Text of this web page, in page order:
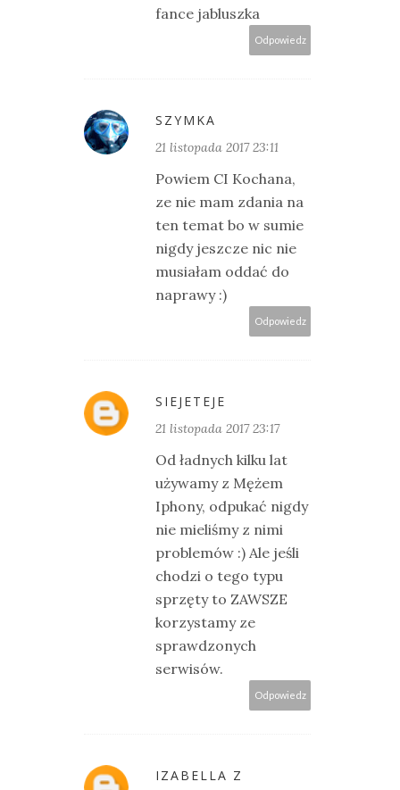
fance jabluszka
Odpowiedz
SZYMKA
21 listopada 2017 23:11
Powiem CI Kochana,
ze nie mam zdania na
ten temat bo w sumie
nigdy jeszcze nic nie
musiałam oddać do
naprawy :)
Odpowiedz
SIEJETEJE
21 listopada 2017 23:17
Od ładnych kilku lat
używamy z Mężem
Iphony, odpukać nigdy
nie mieliśmy z nimi
problemów :) Ale jeśli
chodzi o tego typu
sprzęty to ZAWSZE
korzystamy ze
sprawdzonych
serwisów.
Odpowiedz
IZABELLA Z